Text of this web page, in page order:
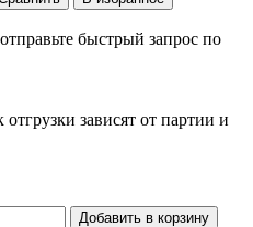
быстрый запрос по
зависят от партии и
Добавить в корзину